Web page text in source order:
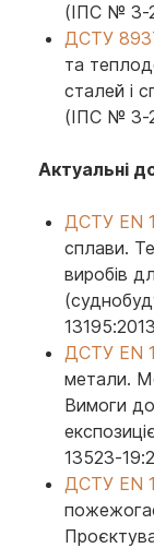
(ІПС № 3-
ДСТУ
та
сталей і
(ІПС № 3-
Актуальні
ДСТУ EN
сплави.
виробів
ДСТУ EN
метали.
Вимоги
13523-
ДСТУ EN